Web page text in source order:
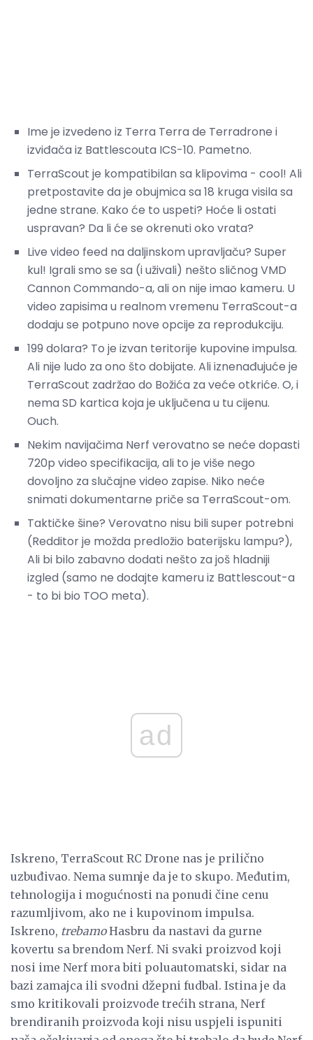
Ime je izvedeno iz Terra Terra de Terradrone i
izviđača iz Battlescouta ICS-10. Pametno.
TerraScout je kompatibilan sa klipovima - cool! Ali
pretpostavite da je obujmica sa 18 kruga visila sa
jedne strane. Kako će to uspeti? Hoće li ostati
uspravan? Da li će se okrenuti oko vrata?
Live video feed na daljinskom upravljaču? Super
kul! Igrali smo se sa (i uživali) nešto sličnog VMD
Cannon Commando-a, ali on nije imao kameru. U
video zapisima u realnom vremenu TerraScout-a
dodaju se potpuno nove opcije za reprodukciju.
199 dolara? To je izvan teritorije kupovine impulsa.
Ali nije ludo za ono što dobijate. Ali iznenađujuće je
TerraScout zadržao do Božića za veće otkriće. O, i
nema SD kartica koja je uključena u tu cijenu.
Ouch.
Nekim navijačima Nerf verovatno se neće dopasti
720p video specifikacija, ali to je više nego
dovoljno za slučajne video zapise. Niko neće
snimati dokumentarne priče sa TerraScout-om.
Taktičke šine? Verovatno nisu bili super potrebni
(Redditor je možda predložio baterijsku lampu?),
Ali bi bilo zabavno dodati nešto za još hladniji
izgled (samo ne dodajte kameru iz Battlescout-a
- to bi bio TOO meta).
ad
Iskreno, TerraScout RC Drone nas je prilično
uzbuđivao. Nema sumnje da je to skupo. Međutim,
tehnologija i mogućnosti na ponudi čine cenu
razumljivom, ako ne i kupovinom impulsa.
Iskreno, trebamoHasbru da nastavi da gurne
kovertu sa brendom Nerf. Ni svaki proizvod koji
nosi ime Nerf mora biti poluautomatski, sidar na
bazi zamajca ili svodni džepni fudbal. Istina je da
smo kritikovali proizvode trećih strana, Nerf
brendiranih proizvoda koji nisu uspjeli ispuniti